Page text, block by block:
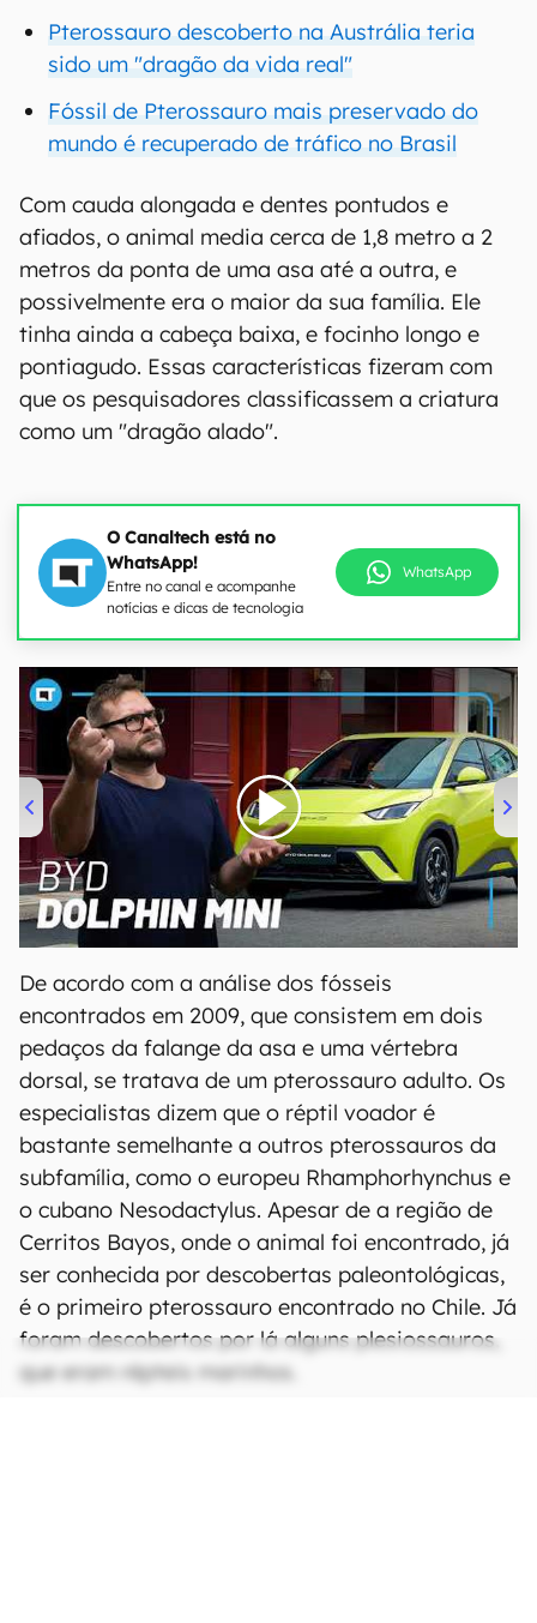
Pterossauro descoberto na Austrália teria
sido um "dragão da vida real"
Fóssil de Pterossauro mais preservado do
mundo é recuperado de tráfico no Brasil
Com cauda alongada e dentes pontudos e
afiados, o animal media cerca de 1,8 metro a 2
metros da ponta de uma asa até a outra, e
possivelmente era o maior da sua família. Ele
tinha ainda a cabeça baixa, e focinho longo e
pontiagudo. Essas características fizeram com
que os pesquisadores classificassem a criatura
como um "dragão alado".
O Canaltech está no
WhatsApp!
Entre no canal e acompanhe
notícias e dicas de tecnologia
WhatsApp
00:00/04:07
De acordo com a análise dos fósseis
encontrados em 2009, que consistem em dois
pedaços da falange da asa e uma vértebra
dorsal, se tratava de um pterossauro adulto. Os
especialistas dizem que o réptil voador é
bastante semelhante a outros pterossauros da
subfamília, como o europeu Rhamphorhynchus e
o cubano Nesodactylus. Apesar de a região de
Cerritos Bayos, onde o animal foi encontrado, já
ser conhecida por descobertas paleontológicas,
é o primeiro pterossauro encontrado no Chile. Já
foram descobertos por lá alguns plesiossauros,
que eram répteis marinhos.